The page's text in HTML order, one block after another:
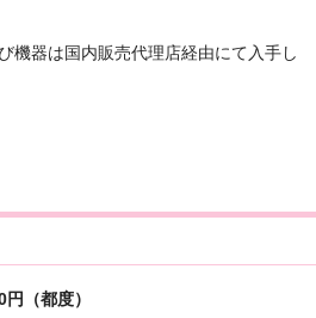
機器は国内販売代理店経由にて入手し
（都度）